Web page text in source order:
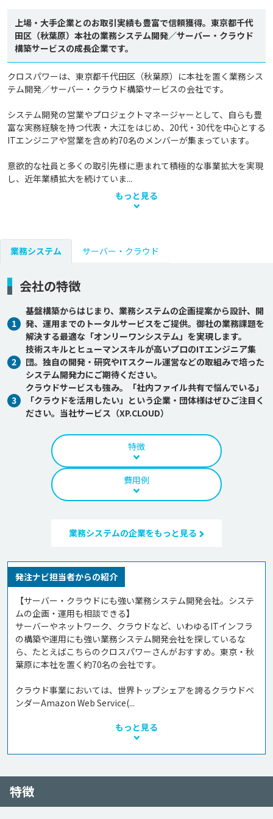
上場・大手企業とのお取引実績も豊富で信頼獲得。東京都千代
田区（秋葉原）本社の業務システム開発／サーバー・クラウド
構築サービスの成長企業です。
クロスパワーは、東京都千代田区（秋葉原）に本社を置く業務シス
テム開発／サーバー・クラウド構築サービスの会社です。
システム開発の営業やプロジェクトマネージャーとして、自らも豊
富な実務経験を持つ代表・大江をはじめ、20代・30代を中心とする
ITエンジニアや営業を含め約70名のメンバーが集まっています。
意欲的な社員と多くの取引先様に恵まれて積極的な事業拡大を実現
し、近年業績拡大を続けていま...
もっと見る
業務システム サーバー・クラウド
会社の特徴
1
基盤構築からはじまり、業務システムの企画提案から設計、開
発、運用までのトータルサービスをご提供。御社の業務課題を
解決する最適な「オンリーワンシステム」を実現します。
2
技術スキルとヒューマンスキルが高いプロのITエンジニア集
団。独自の開発・研究やITスクール運営などの取組みで培った
システム開発力にご期待ください。
3
クラウドサービスも強み。「社内ファイル共有で悩んでいる」
「クラウドを活用したい」という企業・団体様はぜひご注目く
ださい。当社サービス（XP.CLOUD）
特徴
費用例
業務システムの企業をもっと見る
発注ナビ担当者からの紹介
【サーバー・クラウドにも強い業務システム開発会社。システ
ムの企画・運用も相談できる】
サーバーやネットワーク、クラウドなど、いわゆるITインフラ
の構築や運用にも強い業務システム開発会社を探しているな
ら、たとえばこちらのクロスパワーさんがおすすめ。東京・秋
葉原に本社を置く約70名の会社です。
クラウド事業においては、世界トップシェアを誇るクラウドベ
ンダーAmazon Web Service(...
もっと見る
特徴